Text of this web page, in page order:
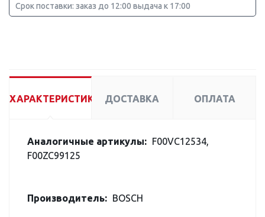
Срок поставки: заказ до 12:00 выдача к 17:00
ХАРАКТЕРИСТИКИ ДОСТАВКА ОПЛАТА
Аналогичные артикулы: F00VC12534,
F00ZC99125
Производитель: BOSCH